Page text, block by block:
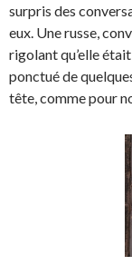
surpris des
eux. Une russe,
rigolant qu’elle
ponctué de
tête, comme pour